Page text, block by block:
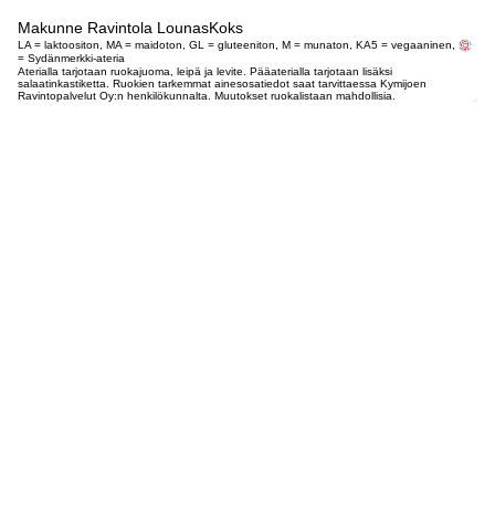
Makunne Ravintola LounasKoks
LA = laktoositon, MA = maidoton, GL = gluteeniton, M = munaton, KA5 = vegaaninen,
= Sydänmerkki-ateria
Aterialla tarjotaan ruokajuoma, leipä ja levite. Pääaterialla tarjotaan lisäksi
salaatinkastiketta. Ruokien tarkemmat ainesosatiedot saat tarvittaessa Kymijoen
Ravintopalvelut Oy:n henkilökunnalta. Muutokset ruokalistaan mahdollisia.